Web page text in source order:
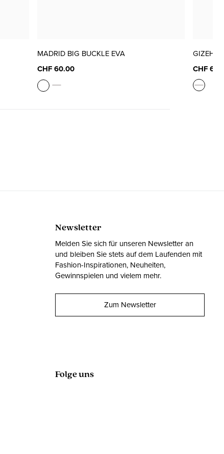
MADRID BIG BUCKLE EVA
CHF 60.00
GIZEH
CHF
Newsletter
Melden Sie sich für unseren Newsletter an
und bleiben Sie stets auf dem Laufenden mit
Fashion-Inspirationen, Neuheiten,
Gewinnspielen und vielem mehr.
Zum Newsletter
Folge uns